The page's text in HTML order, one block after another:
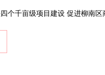
个千亩级项目建设 促进柳南区